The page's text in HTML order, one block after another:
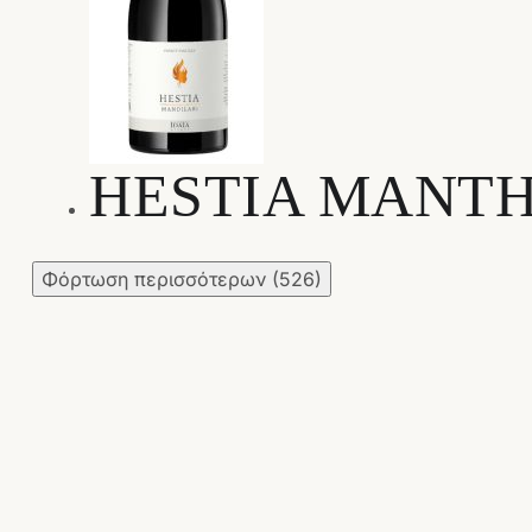
HESTIA
Φόρτωση περισσότερων (526)